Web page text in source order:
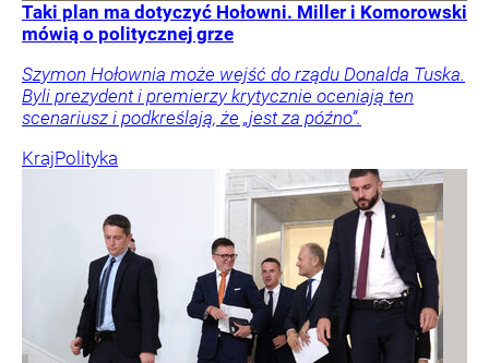
Taki plan ma dotyczyć Hołowni. Miller i Komorowski
mówią o politycznej grze
Szymon Hołownia może wejść do rządu Donalda Tuska.
Byli prezydent i premierzy krytycznie oceniają ten
scenariusz i podkreślają, że „jest za późno”.
KrajPolityka